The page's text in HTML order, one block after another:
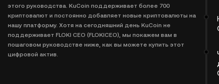
этого руководства. KuCoin поддерживает более 700
криптовалют и постоянно добавляет новые криптовалюты на
нашу платформу. Хотя на сегодняшний день KuCoin не
поддерживает FLOKI CEO (FLOKICEO), мы покажем вам в
пошаговом руководстве ниже, как вы можете купить этот
цифровой актив.